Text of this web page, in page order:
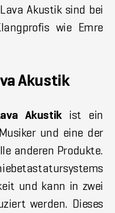
Akustik sind bei
wie Emre
Akustik
Akustikist ein
und eine der
anderen Produkte.
und kann in zwei
werden. Dieses